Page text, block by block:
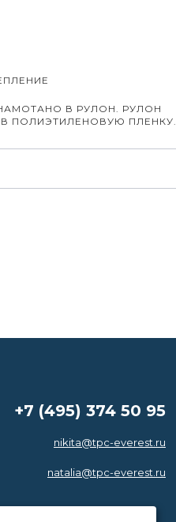
В РУЛОН. РУЛОН
ПОЛИЭТИЛЕНОВУЮ ПЛЕНКУ.
+7 (495) 374 50 95
nikita@tpc-everest.ru
natalia@tpc-everest.ru